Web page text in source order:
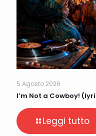
5 Agosto 2026
I’m Not a Cowboy!
Leggi tutto